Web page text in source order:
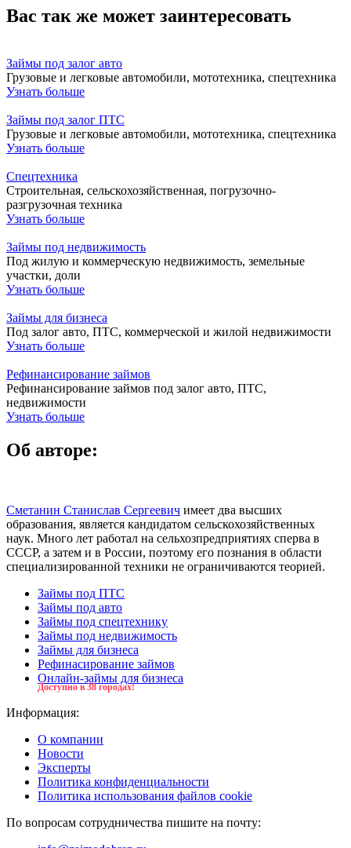
Вас так же может заинтересовать
Займы под залог авто
Грузовые и легковые автомобили, мототехника, спецтехника
Узнать больше
Займы под залог ПТС
Грузовые и легковые автомобили, мототехника, спецтехника
Узнать больше
Спецтехника
Строительная, сельскохозяйственная, погрузочно-
разгрузочная техника
Узнать больше
Займы под недвижимость
Под жилую и коммерческую недвижимость, земельные
участки, доли
Узнать больше
Займы для бизнеса
Под залог авто, ПТС, коммерческой и жилой недвижимости
Узнать больше
Рефинансирование займов
Рефинансирование займов под залог авто, ПТС,
недвижимости
Узнать больше
Об авторе:
Сметанин Станислав Сергеевич имеет два высших
образования, является кандидатом сельскохозяйственных
наук. Много лет работал на сельхозпредприятиях сперва в
СССР, а затем и в России, поэтому его познания в области
специализированной техники не ограничиваются теорией.
Займы под ПТС
Займы под авто
Займы под спецтехнику
Займы под недвижимость
Займы для бизнеса
Рефинасирование займов
Онлайн-займы для бизнеса
Доступно в 38 городах!
Информация:
О компании
Новости
Эксперты
Политика конфиденциальности
Политика использования файлов cookie
По вопросам сотрудничества пишите на почту: